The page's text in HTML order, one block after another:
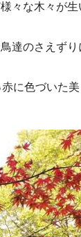
々な木々が
達のさえず
に色づいた